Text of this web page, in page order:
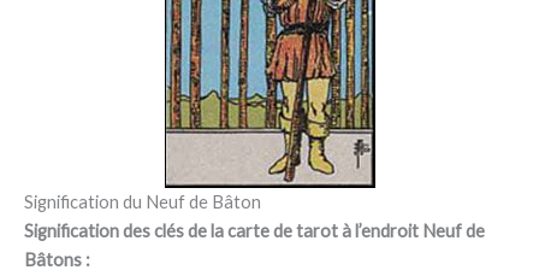
Signification du Neuf de Bâton
Signification des clés de la carte de tarot à l’endroit Neuf de
Bâtons :